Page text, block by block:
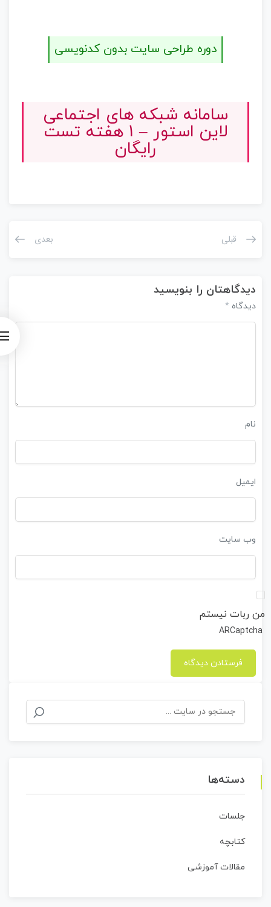
دوره طراحی سایت بدون کدنویسی
سامانه شبکه های اجتماعی
لاین استور – 1 هفته تست
رایگان
قبلی بعدی
دیدگاهتان را بنویسید
دیدگاه *
نام
ایمیل
وب‌ سایت
من ربات نیستم
ARCaptcha
جستجو
برای:
دسته‌ها
جلسات
کتابچه
مقالات آموزشی